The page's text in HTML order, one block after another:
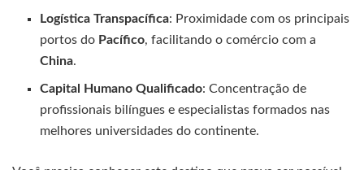
Logística Transpacífica: Proximidade com os principais
portos do Pacífico, facilitando o comércio com a
China.
Capital Humano Qualificado: Concentração de
profissionais bilíngues e especialistas formados nas
melhores universidades do continente.